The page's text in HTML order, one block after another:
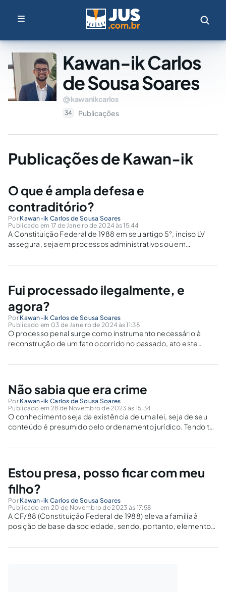
Kawan-ik Carlos
de Sousa Soares
kawanikcarlos
34 Publicações
Publicações de Kawan-ik
O que é ampla defesa e
contraditório?
Por Kawan-ik Carlos de Sousa Soares
Publicado em 17 de Janeiro de 2024 às 15:44
A Constituição Federal de 1988 em seu artigo 5°, inciso LV
assegura, seja em processos administrativos ou em
ampla defesa, corolários do devido processo legal garantido
Fui processado ilegalmente, e
agora?
Por Kawan-ik Carlos de Sousa Soares
Publicado em 03 de Janeiro de 2024 às 11:38
O processo penal surge como instrumento necessário à
reconstrução de um fato ocorrido no passado, ato este
como crime. Deste modo, o processo é meio usado pelo
Não sabia que era crime
Por Kawan-ik Carlos de Sousa Soares
Publicado em 28 de Novembro de 2023 às 15:34
O conhecimento seja da existência de uma lei, seja de seu
conteúdo é presumido pelo ordenamento jurídico. Tendo tal
LINDB (Lei de Introdução às Normas do Direito Brasileiro, lei
Estou presa, posso ficar com meu
filho?
Por Kawan-ik Carlos de Sousa Soares
Publicado em 20 de Novembro de 2023 às 17:58
A CF/88 (Constituição Federal de 1988) eleva a família à
posição de base da sociedade, sendo, portanto, elemento
Neste mesmo sentido e considerando a especial posição